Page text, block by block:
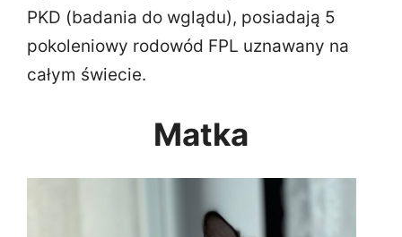
PKD (badania do wglądu), posiadają 5
pokoleniowy rodowód FPL uznawany na
całym świecie.
Matka